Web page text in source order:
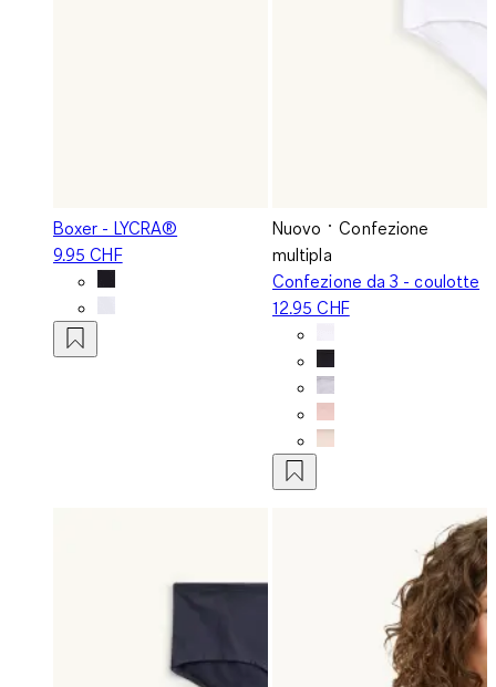
Boxer - LYCRA®
9.95 CHF
Nuovo
Confezione
multipla
Confezione da 3 - coulotte
12.95 CHF